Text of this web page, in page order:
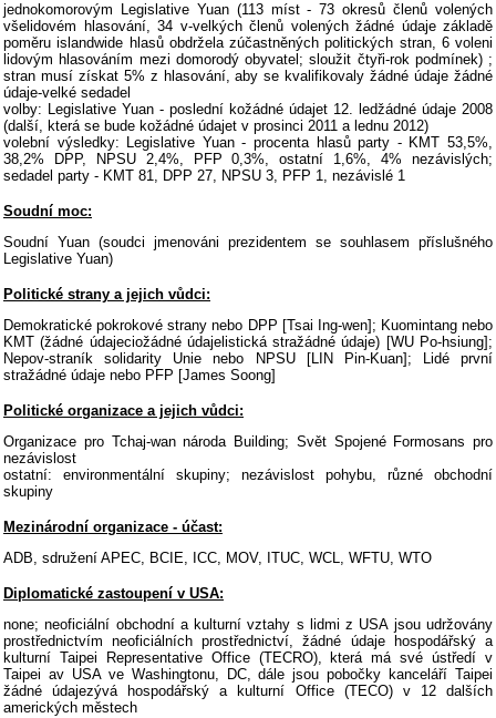
jednokomorovým Legislative Yuan (113 míst - 73 okresů členů volených
všelidovém hlasování, 34 v-velkých členů volených žádné údaje základě
poměru islandwide hlasů obdržela zúčastněných politických stran, 6 voleni
lidovým hlasováním mezi domorodý obyvatel; sloužit čtyři-rok podmínek) ;
stran musí získat 5% z hlasování, aby se kvalifikovaly žádné údaje žádné
údaje-velké sedadel
volby: Legislative Yuan - poslední kožádné údajet 12. ledžádné údaje 2008
(další, která se bude kožádné údajet v prosinci 2011 a lednu 2012)
volební výsledky: Legislative Yuan - procenta hlasů party - KMT 53,5%,
38,2% DPP, NPSU 2,4%, PFP 0,3%, ostatní 1,6%, 4% nezávislých;
sedadel party - KMT 81, DPP 27, NPSU 3, PFP 1, nezávislé 1
Soudní moc:
Soudní Yuan (soudci jmenováni prezidentem se souhlasem příslušného
Legislative Yuan)
Politické strany a jejich vůdci:
Demokratické pokrokové strany nebo DPP [Tsai Ing-wen]; Kuomintang nebo
KMT (žádné údajeciožádné údajelistická stražádné údaje) [WU Po-hsiung];
Nepov-straník solidarity Unie nebo NPSU [LIN Pin-Kuan]; Lidé první
stražádné údaje nebo PFP [James Soong]
Politické organizace a jejich vůdci:
Organizace pro Tchaj-wan národa Building; Svět Spojené Formosans pro
nezávislost
ostatní: environmentální skupiny; nezávislost pohybu, různé obchodní
skupiny
Mezinárodní organizace - účast:
ADB, sdružení APEC, BCIE, ICC, MOV, ITUC, WCL, WFTU, WTO
Diplomatické zastoupení v USA:
none; neoficiální obchodní a kulturní vztahy s lidmi z USA jsou udržovány
prostřednictvím neoficiálních prostřednictví, žádné údaje hospodářský a
kulturní Taipei Representative Office (TECRO), která má své ústředí v
Taipei av USA ve Washingtonu, DC, dále jsou pobočky kanceláří Taipei
žádné údajezývá hospodářský a kulturní Office (TECO) v 12 dalších
amerických městech